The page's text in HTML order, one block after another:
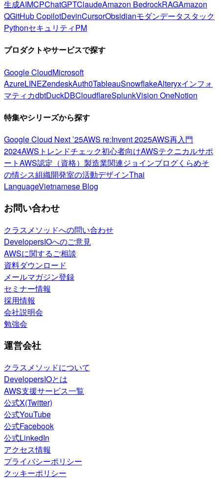
生成AIMCPChatGPTClaudeAmazon BedrockRAGAmazon
QGitHub CopilotDevinCursorObsidianモダンデータスタック
PythonセキュリティPM
プロダクトやサービスで探す
Google CloudMicrosoft
AzureLINEZendeskAuth0TableauSnowflakeAlteryxインフォ
マティカdbtDuckDBCloudflareSplunkVision OneNotion
特集やシリーズから探す
Google Cloud Next ’25AWS re:Invent 2025AWS再入門
2024AWSトレンドチェック初心者向けAWSテクニカルサポ
ートAWS認定（資格） 製造業関連ジョインブログくらめそ
の情シス組織開発室の活動デザインThai
LanguageVietnamese Blog
お問い合わせ
クラスメソッドへの問い合わせ
DevelopersIOへのご意見
AWSに関するご相談
資料ダウンロード
メールマガジン登録
セミナー情報
採用情報
会社説明会
勉強会
運営会社
クラスメソッドについて
DevelopersIOとは
AWS支援サービス一覧
公式X(Twitter)
公式YouTube
公式Facebook
公式LinkedIn
アクセス情報
プライバシーポリシー
クッキーポリシー